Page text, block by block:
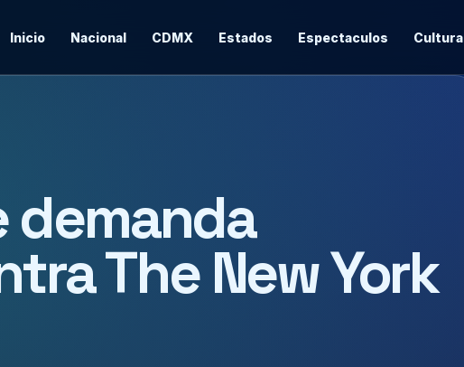
Inicio Nacional CDMX Estados Espectaculos Cultura
demanda
The New York